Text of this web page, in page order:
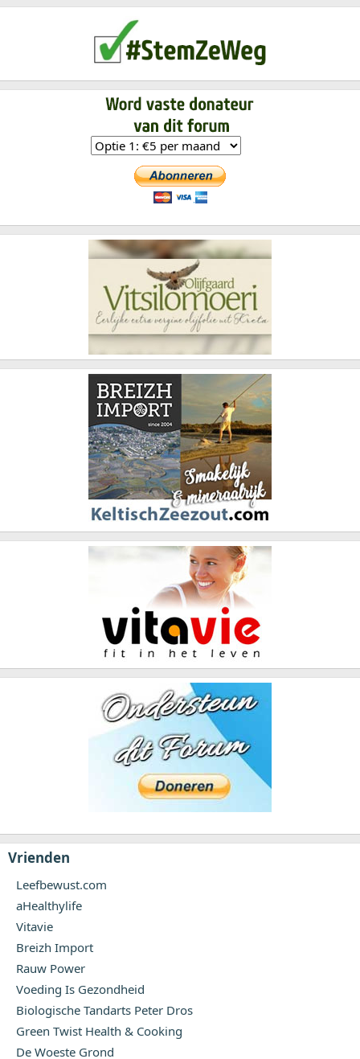
Vrienden
Leefbewust.com
aHealthylife
Vitavie
Breizh Import
Rauw Power
Voeding Is Gezondheid
Biologische Tandarts Peter Dros
Green Twist Health & Cooking
De Woeste Grond